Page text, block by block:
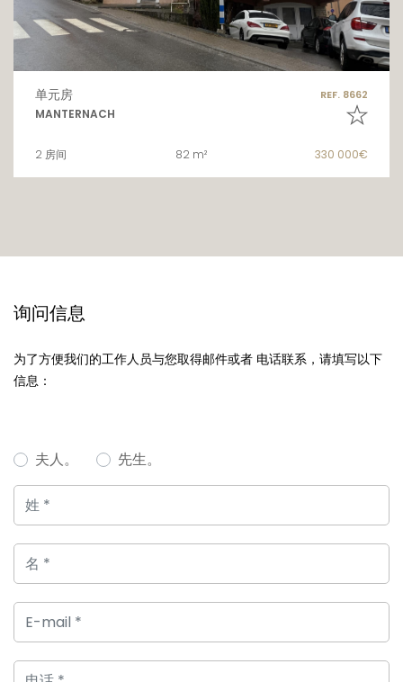
单元房 REF. 8662
MANTERNACH
2 房间 82 m² 330 000€
询问信息
为了方便我们的工作人员与您取得邮件或者 电话联系，请填写以下
信息：
夫人。 先生。